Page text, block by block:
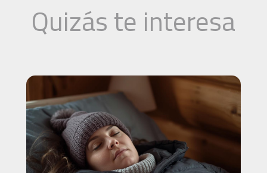
Quizás te interesa